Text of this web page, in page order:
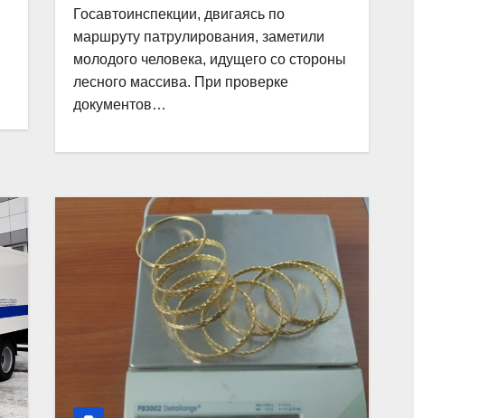
Госавтоинспекции, двигаясь по
маршруту патрулирования, заметили
молодого человека, идущего со стороны
лесного массива. При проверке
документов…